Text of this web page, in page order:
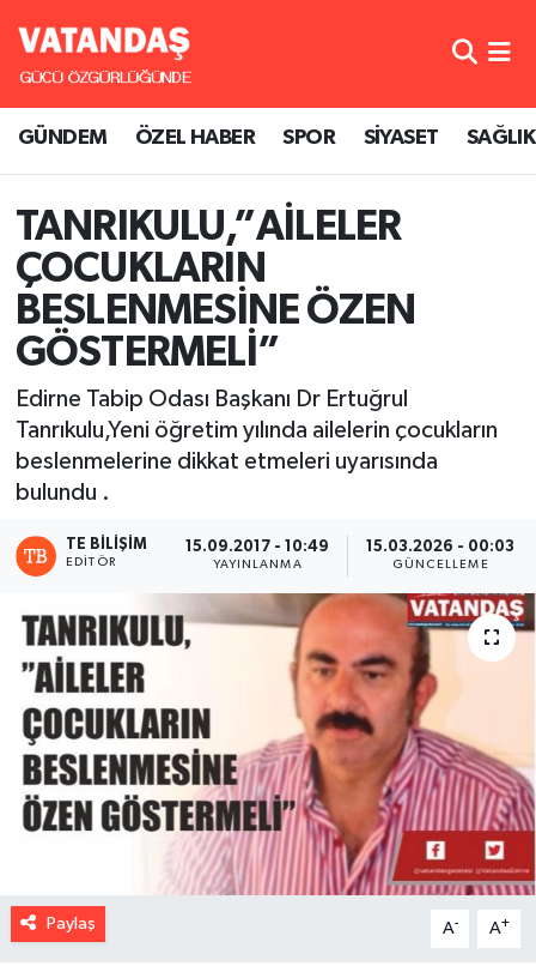
GÜNDEM ÖZEL HABER SPOR SİYASET SAĞLIK
TANRIKULU,”AİLELER
ÇOCUKLARIN
BESLENMESİNE ÖZEN
GÖSTERMELİ”
Edirne Tabip Odası Başkanı Dr Ertuğrul
Tanrıkulu,Yeni öğretim yılında ailelerin çocukların
beslenmelerine dikkat etmeleri uyarısında
bulundu .
TE BILIŞIM
EDITÖR
15.09.2017 - 10:49
YAYINLANMA
15.03.2026 - 00:03
GÜNCELLEME
Paylaş A- A+
GÜNDEM
SPOR
SİYASET
SAĞLIK
Hava Durumu
Süper Lig Puan Durumu ve Fikstür
Tüm Manşetler
Son Dakika Haberleri
Haber Arşivi